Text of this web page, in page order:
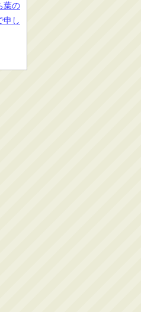
葉の
申し